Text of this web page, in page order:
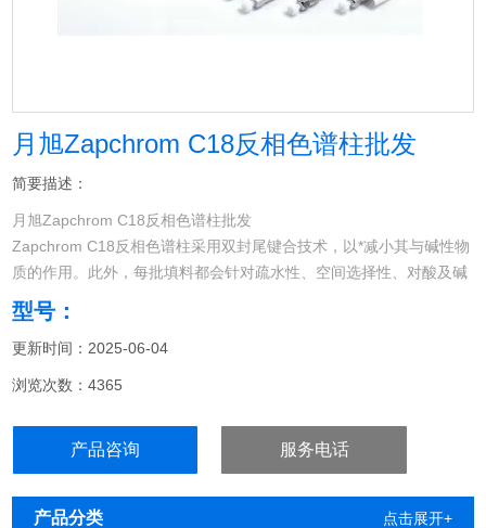
月旭Zapchrom C18反相色谱柱批发
简要描述：
月旭Zapchrom C18反相色谱柱批发
Zapchrom C18反相色谱柱采用双封尾键合技术，以*减小其与碱性物
质的作用。此外，每批填料都会针对疏水性、空间选择性、对酸及碱
的活性等项目进行测定，以确保色谱柱的批次重现性。
型号：
更新时间：2025-06-04
浏览次数：4365
产品咨询 服务电话
产品分类 点击展开+